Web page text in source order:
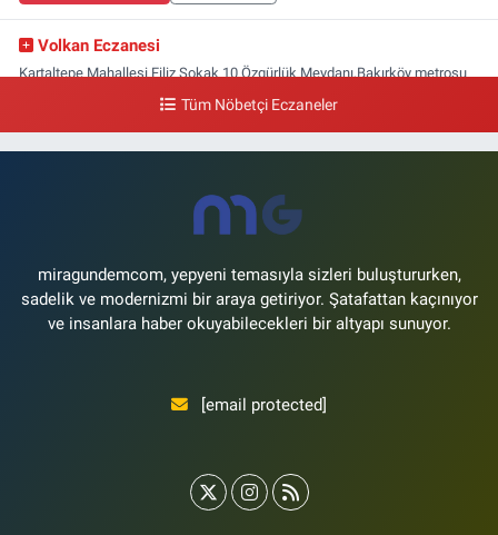
Volkan Eczanesi
Kartaltepe Mahallesi Filiz Sokak 10 Özgürlük Meydanı,Bakırköy metrosu
Yeşilköy Mahallesi Doğruyol Sokak 7 A Dürümcü Baba'nın Bir Alt
0 (212) 663 11 97
Tüm Nöbetçi Eczaneler
miragundemcom, yepyeni temasıyla sizleri buluştururken,
sadelik ve modernizmi bir araya getiriyor. Şatafattan kaçınıyor
ve insanlara haber okuyabilecekleri bir altyapı sunuyor.
[email protected]